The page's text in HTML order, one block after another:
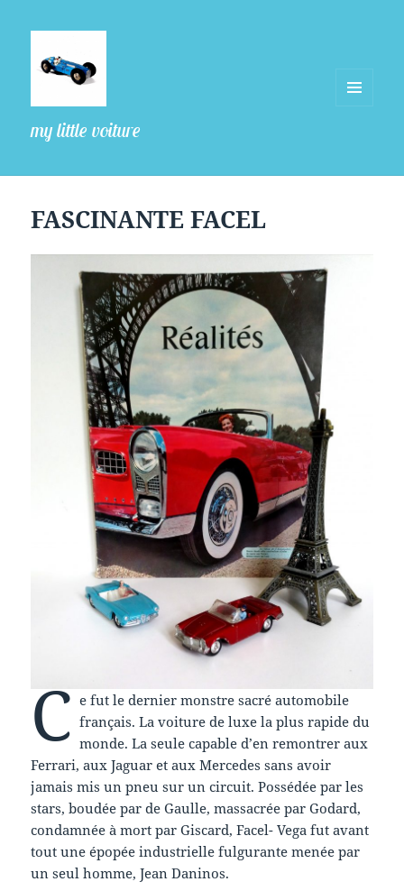
my little voiture
FASCINANTE FACEL
C e fut le dernier monstre sacré automobile
français. La voiture de luxe la plus rapide du
monde. La seule capable d’en remontrer aux
Ferrari, aux Jaguar et aux Mercedes sans avoir
jamais mis un pneu sur un circuit. Possédée par les
stars, boudée par de Gaulle, massacrée par Godard,
condamnée à mort par Giscard, Facel- Vega fut avant
tout une épopée industrielle fulgurante menée par
un seul homme, Jean Daninos.